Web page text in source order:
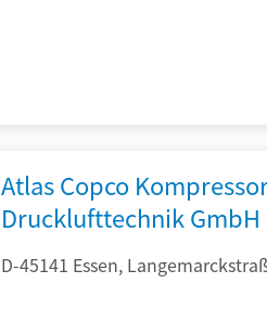
Atlas Copco
Drucklufttechnik GmbH
D-45141 Essen,